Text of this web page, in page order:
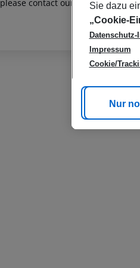
please contact our customer
Sie dazu
„Cookie-
Impressum
Cookie/
Nur